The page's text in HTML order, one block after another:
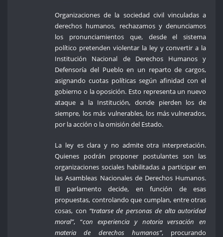
Organizaciones de la sociedad civil vinculadas a
derechos humanos, rechazamos y denunciamos
los pronunciamientos que, desde el sistema
político pretenden violentar la ley y convertir a la
Institución Nacional de Derechos Humanos y
Defensoría del Pueblo en un reparto de cargos,
asignando cuotas políticas según afinidad con el
gobierno o la oposición. Esto representa un nuevo
ataque a la Institución, donde pierden los de
siempre, los más vulnerables, los más vulnerados,
por la acción o la omisión del Estado.
La ley es clara y no admite otra interpretación.
Quienes podrán proponer postulantes son las
organizaciones sociales habilitadas a participar en
las Asambleas Nacionales de Derechos Humanos.
El parlamento decide, en función de esas
propuestas, controlando que cumplan, entre otras
cosas, con “tratarse de personas de alta autoridad
moral”, “con experiencia y notoria versación en
materia de derechos humanos”, procurando